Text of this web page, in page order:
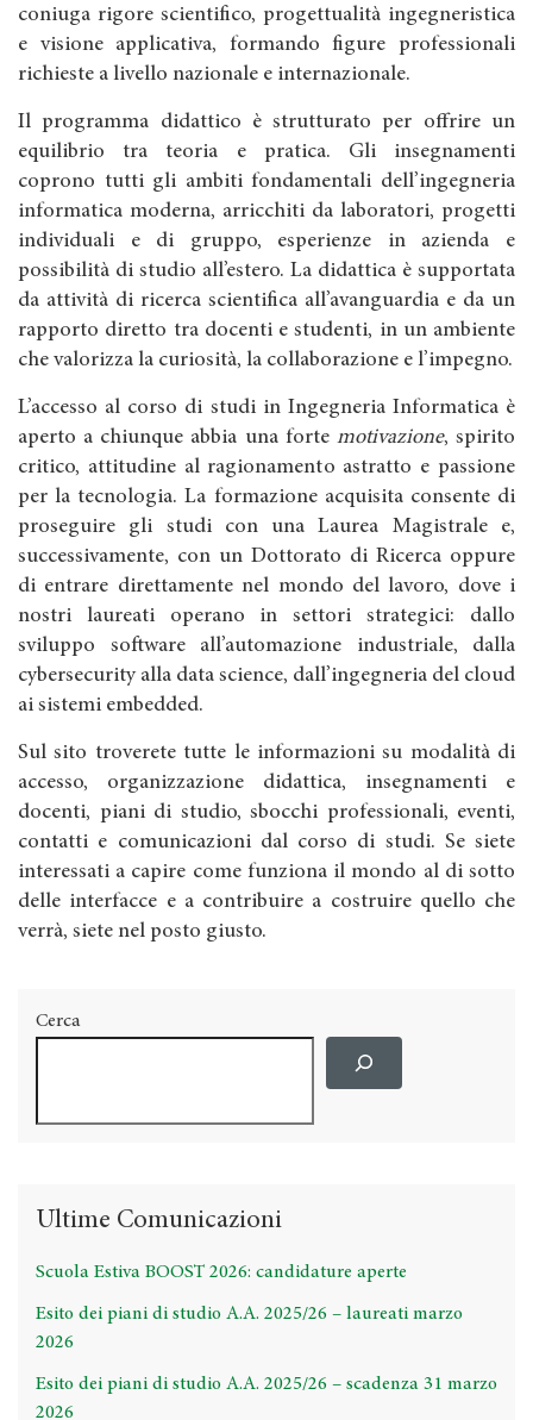
coniuga rigore scientifico, progettualità ingegneristica
e visione applicativa, formando figure professionali
richieste a livello nazionale e internazionale.
Il programma didattico è strutturato per offrire un
equilibrio tra teoria e pratica. Gli insegnamenti
coprono tutti gli ambiti fondamentali dell’ingegneria
informatica moderna, arricchiti da laboratori, progetti
individuali e di gruppo, esperienze in azienda e
possibilità di studio all’estero. La didattica è supportata
da attività di ricerca scientifica all’avanguardia e da un
rapporto diretto tra docenti e studenti, in un ambiente
che valorizza la curiosità, la collaborazione e l’impegno.
L’accesso al corso di studi in Ingegneria Informatica è
aperto a chiunque abbia una forte motivazione, spirito
critico, attitudine al ragionamento astratto e passione
per la tecnologia. La formazione acquisita consente di
proseguire gli studi con una Laurea Magistrale e,
successivamente, con un Dottorato di Ricerca oppure
di entrare direttamente nel mondo del lavoro, dove i
nostri laureati operano in settori strategici: dallo
sviluppo software all’automazione industriale, dalla
cybersecurity alla data science, dall’ingegneria del cloud
ai sistemi embedded.
Sul sito troverete tutte le informazioni su modalità di
accesso, organizzazione didattica, insegnamenti e
docenti, piani di studio, sbocchi professionali, eventi,
contatti e comunicazioni dal corso di studi. Se siete
interessati a capire come funziona il mondo al di sotto
delle interfacce e a contribuire a costruire quello che
verrà, siete nel posto giusto.
Cerca
Ultime Comunicazioni
Scuola Estiva BOOST 2026: candidature aperte
Esito dei piani di studio A.A. 2025/26 – laureati marzo
2026
Esito dei piani di studio A.A. 2025/26 – scadenza 31 marzo
2026